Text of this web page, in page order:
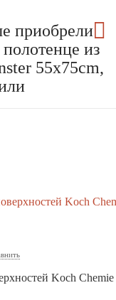
приобрели
из
55х75cm,
Koch Chemie